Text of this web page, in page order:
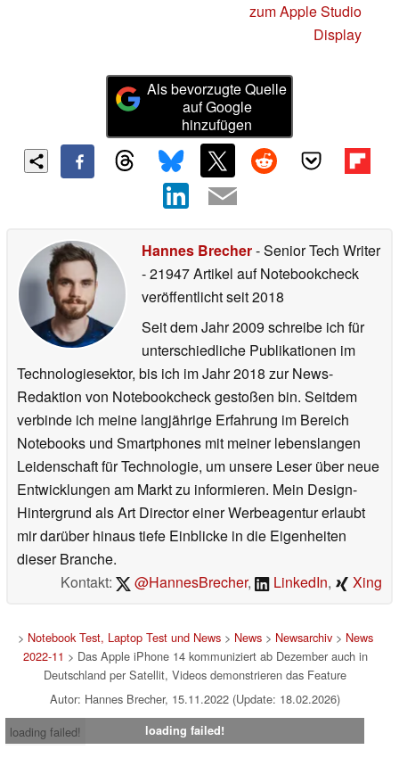
zum Apple Studio
Display
Als bevorzugte Quelle
auf Google
hinzufügen
Hannes Brecher- Senior Tech Writer
- 21947 Artikel auf Notebookcheck
veröffentlichtseit 2018
Seit dem Jahr 2009 schreibe ich für
unterschiedliche Publikationen im
Technologiesektor, bis ich im Jahr 2018 zur News-
Redaktion von Notebookcheck gestoßen bin. Seitdem
verbinde ich meine langjährige Erfahrung im Bereich
Notebooks und Smartphones mit meiner lebenslangen
Leidenschaft für Technologie, um unsere Leser über neue
Entwicklungen am Markt zu informieren. Mein Design-
Hintergrund als Art Director einer Werbeagentur erlaubt
mir darüber hinaus tiefe Einblicke in die Eigenheiten
dieser Branche.
Kontakt:
@HannesBrecher, LinkedIn, Xing
> Notebook Test, Laptop Test und News> News> Newsarchiv> News
2022-11 > Das Apple iPhone 14 kommuniziert ab Dezember auch in
Deutschland per Satellit, Videos demonstrieren das Feature
Autor: Hannes Brecher, 15.11.2022 (Update: 18.02.2026)
loading failed!
loading failed!